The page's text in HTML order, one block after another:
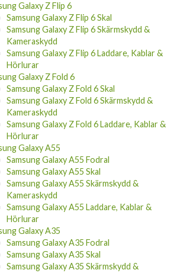
Samsung Galaxy Z Flip 6 Skal
Samsung Galaxy Z Flip 6 Skärmskydd &
Kameraskydd
Samsung Galaxy Z Flip 6 Laddare, Kablar &
Hörlurar
Galaxy Z Fold 6
Samsung Galaxy Z Fold 6 Skal
Samsung Galaxy Z Fold 6 Skärmskydd &
Kameraskydd
Samsung Galaxy Z Fold 6 Laddare, Kablar &
Hörlurar
Galaxy A55
Samsung Galaxy A55 Fodral
Samsung Galaxy A55 Skal
Samsung Galaxy A55 Skärmskydd &
Kameraskydd
Samsung Galaxy A55 Laddare, Kablar &
Hörlurar
Galaxy A35
Samsung Galaxy A35 Fodral
Samsung Galaxy A35 Skal
Samsung Galaxy A35 Skärmskydd &
Kameraskydd